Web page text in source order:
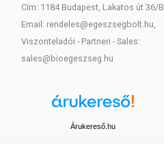
Cím: 1184 Budapest, Lakatos út 36/B
Email: rendeles@egeszsegbolt.hu,
Viszonteladói - Partneri - Sales:
sales@bioegeszseg.hu
Árukereső.hu